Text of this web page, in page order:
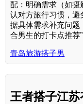
配：明确需求（如
认对方旅行习惯，避
据具体需求补充问题
合男生的打卡点推荐”
青岛旅游搭子男
王者搭子江苏